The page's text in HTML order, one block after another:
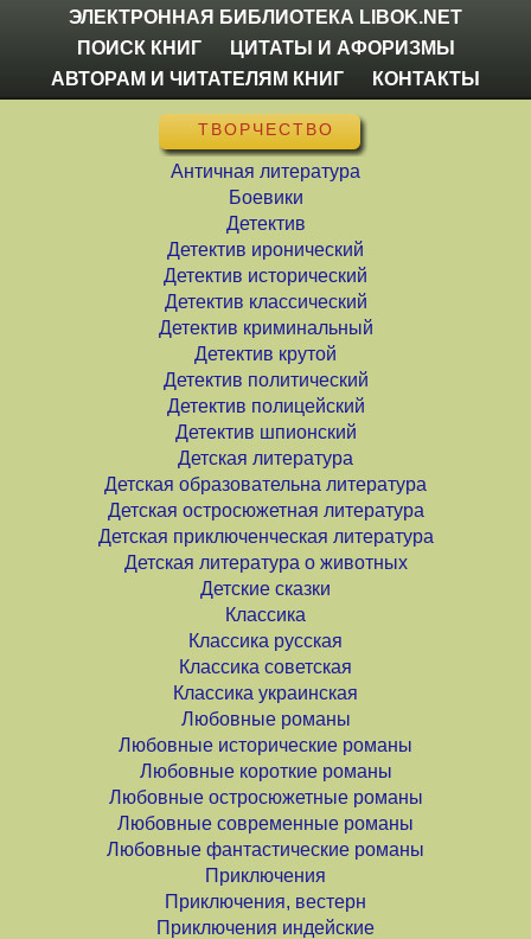
ЭЛЕКТРОННАЯ БИБЛИОТЕКА LIBOK.NET
ПОИСК КНИГ
ЦИТАТЫ И АФОРИЗМЫ
АВТОРАМ И ЧИТАТЕЛЯМ КНИГ
КОНТАКТЫ
ТВОРЧЕСТВО
Античная литература
Боевики
Детектив
Детектив иронический
Детектив исторический
Детектив классический
Детектив криминальный
Детектив крутой
Детектив политический
Детектив полицейский
Детектив шпионский
Детская литература
Детская образовательна литература
Детская остросюжетная литература
Детская приключенческая литература
Детская литература о животных
Детские сказки
Классика
Классика русская
Классика советская
Классика украинская
Любовные романы
Любовные исторические романы
Любовные короткие романы
Любовные остросюжетные романы
Любовные современные романы
Любовные фантастические романы
Приключения
Приключения, вестерн
Приключения индейские